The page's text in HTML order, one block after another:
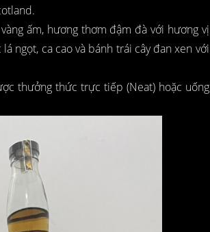
ấm, hương thơm đậm đà với hương vị
ngọt, ca cao và bánh trái cây đan xen với
thưởng thức trực tiếp (Neat) hoặc uống